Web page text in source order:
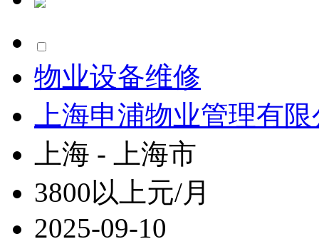
物业设备维修
上海申浦物业管理有
上海 - 上海市
3800以上元/月
2025-09-10